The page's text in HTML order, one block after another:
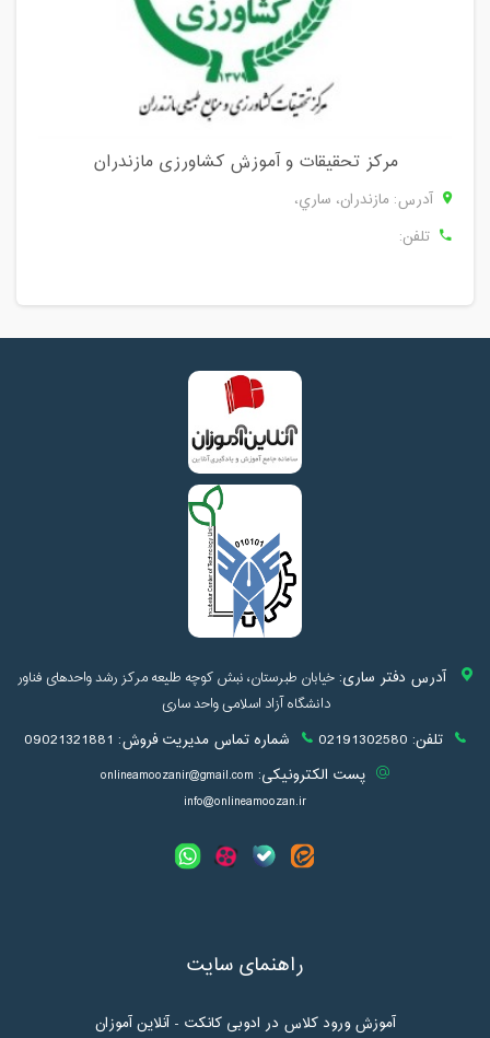
مرکز تحقیقات و آموزش کشاورزی مازندران
آدرس: مازندران، ساري،
تلفن:
آدرس دفتر ساری:خیابان طبرستان، نبش کوچه طلیعه مرکز رشد واحدهای فناور
دانشگاه آزاد اسلامی واحد ساری
تلفن: 02191302580 شماره تماس مدیریت فروش: 09021321881
پست الکترونیکی: onlineamoozanir@gmail.com
info@onlineamoozan.ir
راهنمای سایت
آموزش ورود کلاس در ادوبی کانکت - آنلاین آموزان